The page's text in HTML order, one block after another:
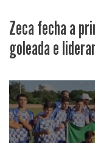
Zeca fecha a
goleada e